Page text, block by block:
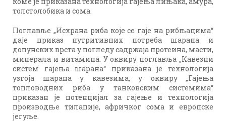
толстолобика и сома.
Поглавље „Исхрана риба које се гаје на рибњацима“
даје приказ нутритивних потреба шарана и
допунских врста у погледу садржаја протеина, масти,
минерала и витамина. У оквиру поглавља „Кавезни
систем гајења шарана“ приказана је технологија
узгоја шарана у кавезима, у оквиру „Гајења
топловодних риба у танковским системима“
приказан је потенцијал за гајење и технологија
производње тилапије, афричког сома и европске
јегуље.